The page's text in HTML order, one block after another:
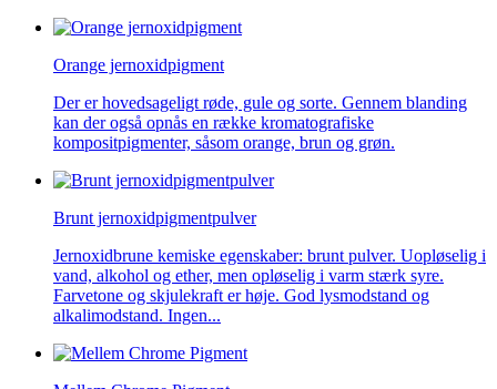
Orange jernoxidpigment
Der er hovedsageligt røde, gule og sorte. Gennem blanding
kan der også opnås en række kromatografiske
kompositpigmenter, såsom orange, brun og grøn.
Brunt jernoxidpigmentpulver
Jernoxidbrune kemiske egenskaber: brunt pulver. Uopløselig i
vand, alkohol og ether, men opløselig i varm stærk syre.
Farvetone og skjulekraft er høje. God lysmodstand og
alkalimodstand. Ingen...